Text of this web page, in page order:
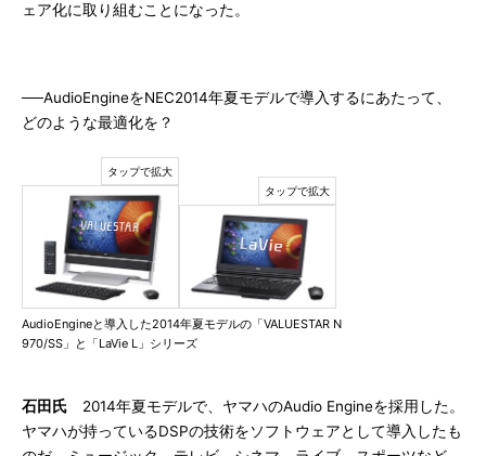
ェア化に取り組むことになった。
──AudioEngineをNEC2014年夏モデルで導入するにあたって、
どのような最適化を？
AudioEngineと導入した2014年夏モデルの「VALUESTAR N
970/SS」と「LaVie L」シリーズ
石田氏 2014年夏モデルで、ヤマハのAudio Engineを採用した。
ヤマハが持っているDSPの技術をソフトウェアとして導入したも